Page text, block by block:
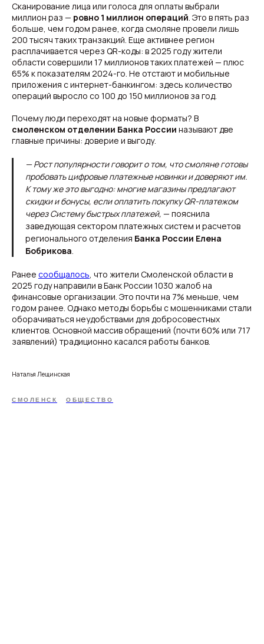
Сканирование лица или голоса для оплаты выбрали
миллион раз — ровно 1 миллион операций. Это в пять раз
больше, чем годом ранее, когда смоляне провели лишь
200 тысяч таких транзакций. Еще активнее регион
расплачивается через QR-коды: в 2025 году жители
области совершили 17 миллионов таких платежей — плюс
65% к показателям 2024-го. Не отстают и мобильные
приложения с интернет-банкингом: здесь количество
операций выросло со 100 до 150 миллионов за год.
Почему люди переходят на новые форматы? В
смоленском отделении Банка России называют две
главные причины: доверие и выгоду.
— Рост популярности говорит о том, что смоляне готовы
пробовать цифровые платежные новинки и доверяют им.
К тому же это выгодно: многие магазины предлагают
скидки и бонусы, если оплатить покупку QR-платежом
через Систему быстрых платежей, — пояснила
заведующая сектором платежных систем и расчетов
регионального отделения Банка России Елена
Бобрикова.
Ранее сообщалось, что жители Смоленской области в
2025 году направили в Банк России 1030 жалоб на
финансовые организации. Это почти на 7% меньше, чем
годом ранее. Однако методы борьбы с мошенниками стали
оборачиваться неудобствами для добросовестных
клиентов. Основной массив обращений (почти 60% или 717
заявлений) традиционно касался работы банков.
Наталья Лещинская
СМОЛЕНСК ОБЩЕСТВО